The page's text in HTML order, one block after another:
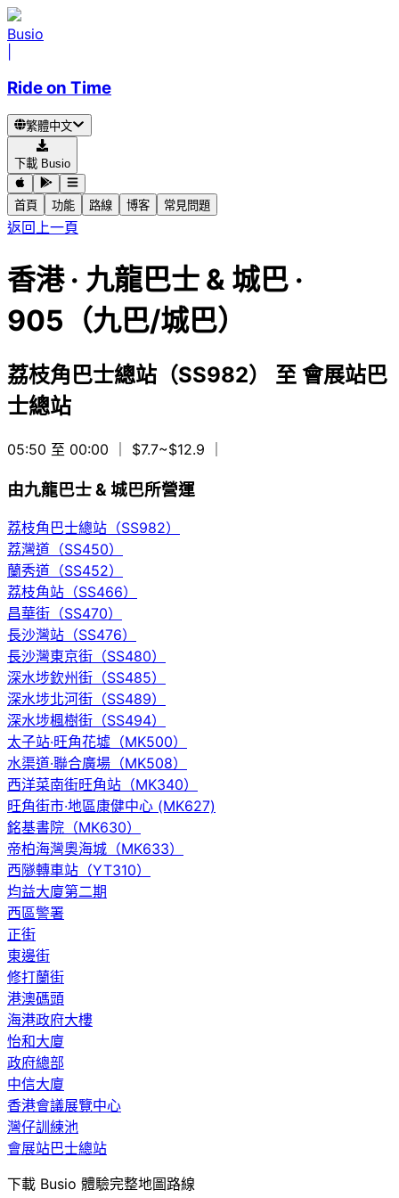
Busio
Ride on Time
繁體中文
下載 Busio
首頁 功能 路線 博客 常見問題
返回上一頁
香港· 九龍巴士 & 城巴 ·
905（九巴/城巴）
荔枝角巴士總站（SS982） 至 會展站巴
士總站
05:50 至 00:00 ｜ $7.7~$12.9
由九龍巴士 & 城巴所營運
荔枝角巴士總站（SS982）
荔灣道（SS450）
蘭秀道（SS452）
荔枝角站（SS466）
昌華街（SS470）
長沙灣站（SS476）
長沙灣東京街（SS480）
深水埗欽州街（SS485）
深水埗北河街（SS489）
深水埗楓樹街（SS494）
太子站·旺角花墟（MK500）
水渠道·聯合廣場（MK508）
西洋菜南街旺角站（MK340）
旺角街市·地區康健中心 (MK627)
銘基書院（MK630）
帝柏海灣奧海城（MK633）
西隧轉車站（YT310）
均益大廈第二期
西區警署
正街
東邊街
修打蘭街
港澳碼頭
海港政府大樓
怡和大廈
政府總部
中信大廈
香港會議展覽中心
灣仔訓練池
會展站巴士總站
下載 Busio 體驗完整地圖路線